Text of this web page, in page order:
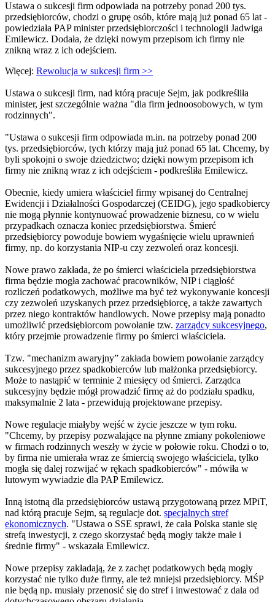
Ustawa o sukcesji firm odpowiada na potrzeby ponad 200 tys.
przedsiębiorców, chodzi o grupę osób, które mają już ponad 65 lat -
powiedziała PAP minister przedsiębiorczości i technologii Jadwiga
Emilewicz. Dodała, że dzięki nowym przepisom ich firmy nie
znikną wraz z ich odejściem.
Więcej: Rewolucja w sukcesji firm >>
Ustawa o sukcesji firm, nad którą pracuje Sejm, jak podkreśliła
minister, jest szczególnie ważna "dla firm jednoosobowych, w tym
rodzinnych".
"Ustawa o sukcesji firm odpowiada m.in. na potrzeby ponad 200
tys. przedsiębiorców, tych którzy mają już ponad 65 lat. Chcemy, by
byli spokojni o swoje dziedzictwo; dzięki nowym przepisom ich
firmy nie znikną wraz z ich odejściem - podkreśliła Emilewicz.
Obecnie, kiedy umiera właściciel firmy wpisanej do Centralnej
Ewidencji i Działalności Gospodarczej (CEIDG), jego spadkobiercy
nie mogą płynnie kontynuować prowadzenie biznesu, co w wielu
przypadkach oznacza koniec przedsiębiorstwa. Śmierć
przedsiębiorcy powoduje bowiem wygaśnięcie wielu uprawnień
firmy, np. do korzystania NIP-u czy zezwoleń oraz koncesji.
Nowe prawo zakłada, że po śmierci właściciela przedsiębiorstwa
firma będzie mogła zachować pracowników, NIP i ciągłość
rozliczeń podatkowych, możliwe ma być też wykonywanie koncesji
czy zezwoleń uzyskanych przez przedsiębiorcę, a także zawartych
przez niego kontraktów handlowych. Nowe przepisy mają ponadto
umożliwić przedsiębiorcom powołanie tzw. zarządcy sukcesyjnego,
który przejmie prowadzenie firmy po śmierci właściciela.
Tzw. "mechanizm awaryjny” zakłada bowiem powołanie zarządcy
sukcesyjnego przez spadkobierców lub małżonka przedsiębiorcy.
Może to nastąpić w terminie 2 miesięcy od śmierci. Zarządca
sukcesyjny będzie mógł prowadzić firmę aż do podziału spadku,
maksymalnie 2 lata - przewidują projektowane przepisy.
Nowe regulacje miałyby wejść w życie jeszcze w tym roku.
"Chcemy, by przepisy pozwalające na płynne zmiany pokoleniowe
w firmach rodzinnych weszły w życie w połowie roku. Chodzi o to,
by firma nie umierała wraz ze śmiercią swojego właściciela, tylko
mogła się dalej rozwijać w rękach spadkobierców" - mówiła w
lutowym wywiadzie dla PAP Emilewicz.
Inną istotną dla przedsiębiorców ustawą przygotowaną przez MPiT,
nad którą pracuje Sejm, są regulacje dot. specjalnych stref
ekonomicznych. "Ustawa o SSE sprawi, że cała Polska stanie się
strefą inwestycji, z czego skorzystać będą mogły także małe i
średnie firmy" - wskazała Emilewicz.
Nowe przepisy zakładają, że z zachęt podatkowych będą mogły
korzystać nie tylko duże firmy, ale też mniejsi przedsiębiorcy. MŚP
nie będą np. musiały przenosić się do stref i inwestować z dala od